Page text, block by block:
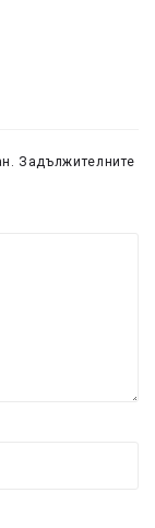
Задължителните